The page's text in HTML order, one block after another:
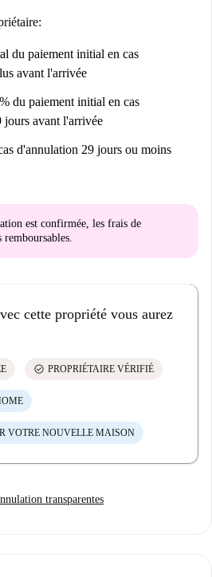
du paiement initial en cas
avant l'arrivée
du paiement initial en cas
jours avant l'arrivée
d'annulation 29 jours ou moins
est confirmée, les frais de
remboursables.
cette propriété vous aurez
check_circle PROPRIÉTAIRE VÉRIFIÉ
VOTRE NOUVELLE MAISON
transparentes